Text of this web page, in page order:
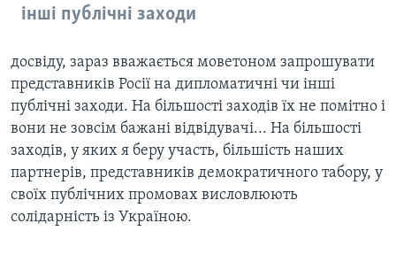
інші публічні заходи
досвіду, зараз вважається моветоном запрошувати
представників Росії на дипломатичні чи інші
публічні заходи. На більшості заходів їх не помітно і
вони не зовсім бажані відвідувачі... На більшості
заходів, у яких я беру участь, більшість наших
партнерів, представників демократичного табору, у
своїх публічних промовах висловлюють
солідарність із Україною.